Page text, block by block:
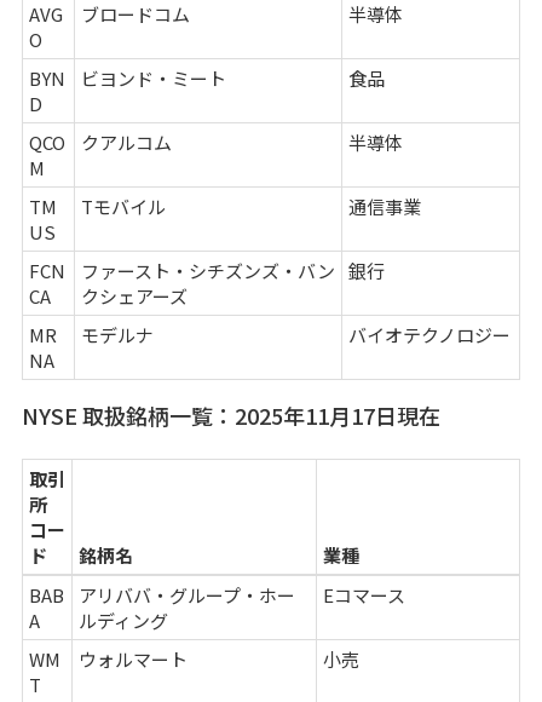
AVG
O
ブロードコム 半導体
BYN
D
ビヨンド・ミート 食品
QCO
M
クアルコム 半導体
TM
US
Tモバイル 通信事業
FCN
CA
ファースト・シチズンズ・バン
クシェアーズ
銀行
MR
NA
モデルナ バイオテクノロジー
NYSE 取扱銘柄一覧：2025年11月17日現在
取引
所
コー
ド
銘柄名
業種
BAB
A
アリババ・グループ・ホー
ルディング
Eコマース
WM
T
ウォルマート 小売